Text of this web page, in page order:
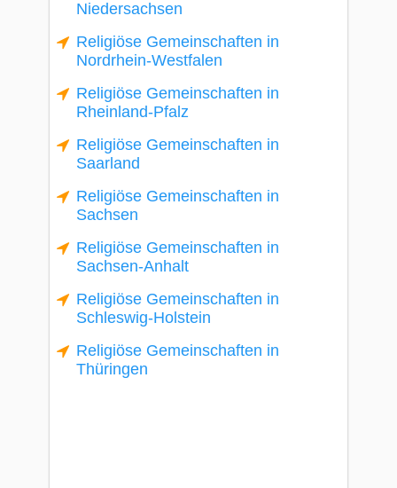
Niedersachsen
Religiöse Gemeinschaften in
Nordrhein-Westfalen
Religiöse Gemeinschaften in
Rheinland-Pfalz
Religiöse Gemeinschaften in
Saarland
Religiöse Gemeinschaften in
Sachsen
Religiöse Gemeinschaften in
Sachsen-Anhalt
Religiöse Gemeinschaften in
Schleswig-Holstein
Religiöse Gemeinschaften in
Thüringen